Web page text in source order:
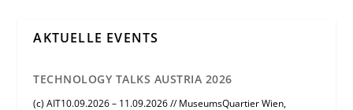
AKTUELLE EVENTS
TECHNOLOGY TALKS AUSTRIA 2026
(c) AIT10.09.2026 – 11.09.2026 // MuseumsQuartier Wien,